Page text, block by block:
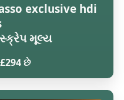
exclusive hdi
મૂલ્ય
છે